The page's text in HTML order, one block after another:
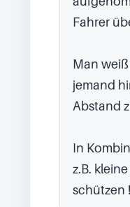
Fahrer
Man
jemand
Abstand
In
z.B.
schützen !